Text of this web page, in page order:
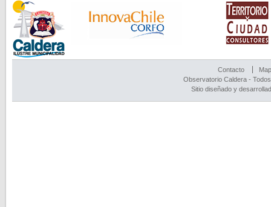
Contacto
Observatorio Caldera -
Sitio diseñado y